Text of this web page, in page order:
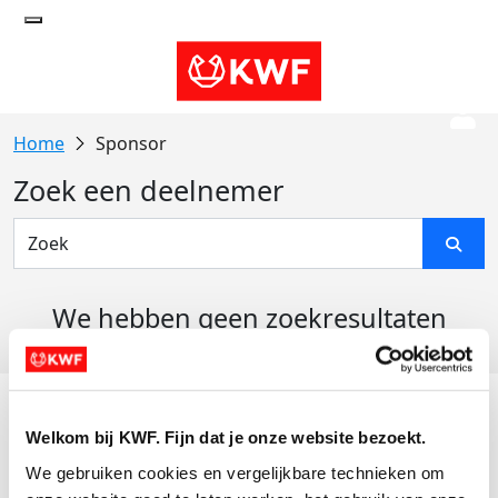
Welkom bij KWF. Fijn dat je onze website bezoekt.
We gebruiken cookies en vergelijkbare technieken om
Sponsor
Zoek een deelnemer
We hebben geen zoekresultaten
Actiematerialen
Evenementen